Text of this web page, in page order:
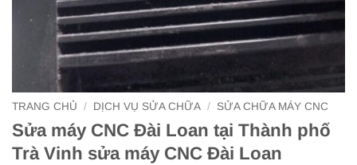
TRANG CHỦ / DỊCH VỤ SỬA CHỮA / SỬA CHỮA MÁY CNC
Sửa máy CNC Đài Loan tại Thành phố
Trà Vinh sửa máy CNC Đài Loan